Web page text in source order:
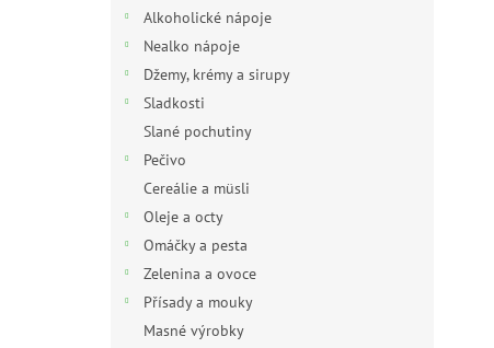
Alkoholické nápoje
Nealko nápoje
Džemy, krémy a sirupy
Sladkosti
Slané pochutiny
Pečivo
Cereálie a müsli
Oleje a octy
Omáčky a pesta
Zelenina a ovoce
Přísady a mouky
Masné výrobky